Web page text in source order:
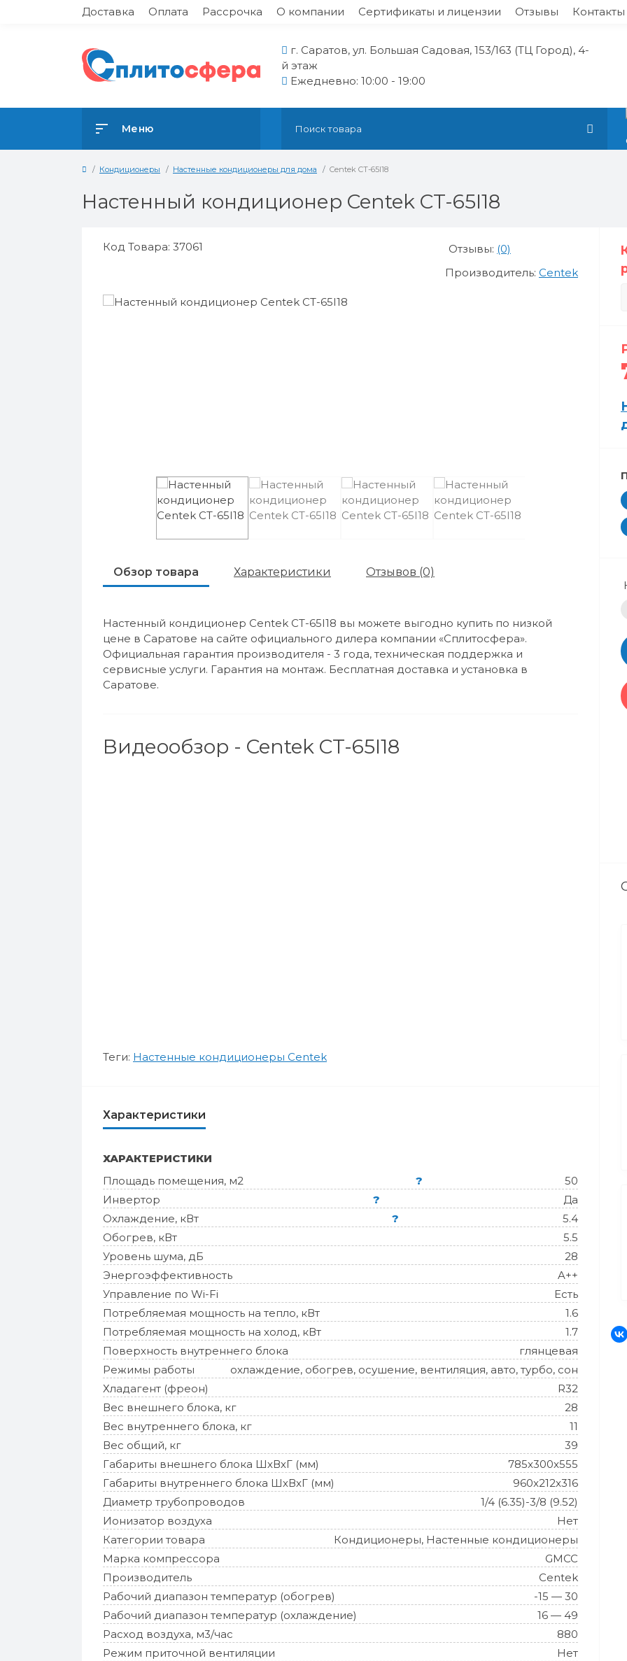
Доставка Оплата Рассрочка О компании Сертификаты и лицензии Отзывы Контакты
г. Саратов, ул. Большая Садовая, 153/163 (ТЦ Город), 4-
й этаж
Ежедневно: 10:00 - 19:00
Меню
Кондиционеры Настенные кондиционеры для дома Centek CT-65I18
Настенный кондиционер Centek CT-65I18
Код Товара: 37061 Отзывы: (0)
Производитель: Centek
Обзор товара Характеристики Отзывов (0)
Настенный кондиционер Centek CT-65I18 вы можете выгодно купить по низкой
цене в Саратове на сайте официального дилера компании «Сплитосфера».
Официальная гарантия производителя - 3 года, техническая поддержка и
сервисные услуги. Гарантия на монтаж. Бесплатная доставка и установка в
Саратове.
Видеообзор - Centek CT-65I18
Теги: Настенные кондиционеры Centek
Характеристики
ХАРАКТЕРИСТИКИ
Площадь помещения, м2
?
50
Инвертор
?
Да
Охлаждение, кВт
?
5.4
Обогрев, кВт
5.5
Уровень шума, дБ
28
Энергоэффективность
A++
Управление по Wi-Fi
Есть
Потребляемая мощность на тепло, кВт
1.6
Потребляемая мощность на холод, кВт
1.7
Поверхность внутреннего блока
глянцевая
Режимы работы
охлаждение, обогрев, осушение, вентиляция, авто, турбо, сон
Хладагент (фреон)
R32
Вес внешнего блока, кг
28
Вес внутреннего блока, кг
11
Вес общий, кг
39
Габариты внешнего блока ШхВхГ (мм)
785x300x555
Габариты внутреннего блока ШхВхГ (мм)
960x212x316
Диаметр трубопроводов
1/4 (6.35)-3/8 (9.52)
Ионизатор воздуха
Нет
Категории товара
Кондиционеры, Настенные кондиционеры
Марка компрессора
GMCC
Производитель
Centek
Рабочий диапазон температур (обогрев)
-15 — 30
Рабочий диапазон температур (охлаждение)
16 — 49
Расход воздуха, м3/час
880
Режим приточной вентиляции
Нет